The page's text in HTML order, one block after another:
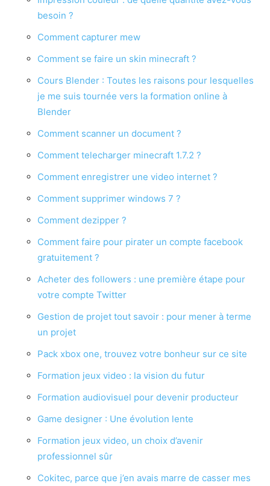
besoin ?
Comment capturer mew
Comment se faire un skin minecraft ?
Cours Blender : Toutes les raisons pour lesquelles
je me suis tournée vers la formation online à
Blender
Comment scanner un document ?
Comment telecharger minecraft 1.7.2 ?
Comment enregistrer une video internet ?
Comment supprimer windows 7 ?
Comment dezipper ?
Comment faire pour pirater un compte facebook
gratuitement ?
Acheter des followers : une première étape pour
votre compte Twitter
Gestion de projet tout savoir : pour mener à terme
un projet
Pack xbox one, trouvez votre bonheur sur ce site
Formation jeux video : la vision du futur
Formation audiovisuel pour devenir producteur
Game designer : Une évolution lente
Formation jeux video, un choix d’avenir
professionnel sûr
Cokitec, parce que j’en avais marre de casser mes